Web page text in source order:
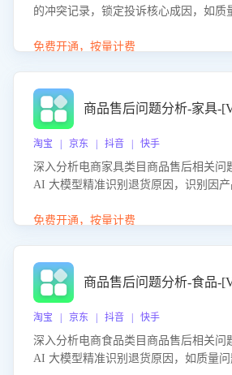
的冲突记录，锁定投诉核心成因，如质
置差评防控，提升客户满意度。
免费开通，按量计费
商品售后问题分析-家具-
淘宝 | 京东 | 抖音 | 快手
深入分析电商家具类目商品售后相关问
AI 大模型精准识别退货原因，识别因
力商家优化产品或服务，实现销售额的
免费开通，按量计费
商品售后问题分析-食品-
淘宝 | 京东 | 抖音 | 快手
深入分析电商食品类目商品售后相关问
AI 大模型精准识别退货原因，如质量